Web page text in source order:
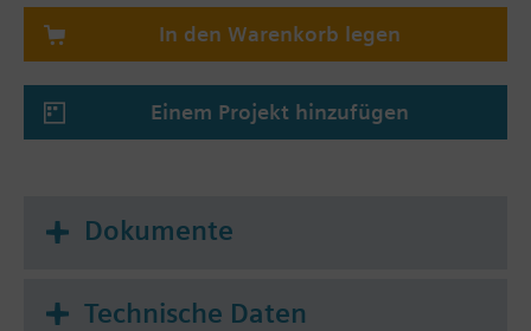
Wandmontage mit separat bestellbarem
Einbaurahmen
Display im Breitbild-Format, Auflösung: 1366 x
768
In den Warenkorb legen
Einem Projekt hinzufügen
Dokumente
Technische Daten